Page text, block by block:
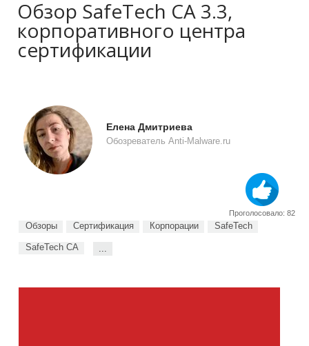
Обзор SafeTech CA 3.3,
корпоративного центра
сертификации
Елена Дмитриева
Обозреватель Anti-Malware.ru
Проголосовало: 82
Обзоры Сертификация Корпорации SafeTech
SafeTech CA ...